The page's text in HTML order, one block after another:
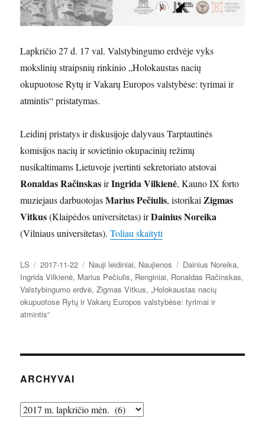
Lapkričio 27 d. 17 val. Valstybingumo erdvėje vyks
mokslinių straipsnių rinkinio „Holokaustas nacių
okupuotose Rytų ir Vakarų Europos valstybėse: tyrimai ir
atmintis“ pristatymas.
Leidinį pristatys ir diskusijoje dalyvaus Tarptautinės
komisijos nacių ir sovietinio okupacinių režimų
nusikaltimams Lietuvoje įvertinti sekretoriato atstovai
Ronaldas RačinskasirIngrida Vilkienė, Kauno IX forto
muziejaus darbuotojasMarius Pečiulis, istorikai Zigmas
Vitkus(Klaipėdos universitetas) irDainius Noreika
(Vilniaus universitetas).Toliau skaityti
Autorius
LS Paskelbta
2017-11-22 Kategorijos
Nauji leidiniai, Naujienos Žymos
Dainius Noreika,
Ingrida Vilkienė, Marius Pečiulis, Renginiai, Ronaldas Račinskas,
Valstybingumo erdvė,Zigmas Vitkus,„Holokaustas nacių
okupuotose Rytų ir Vakarų Europos valstybėse: tyrimai ir
atmintis“
ARCHYVAI
Archyvai